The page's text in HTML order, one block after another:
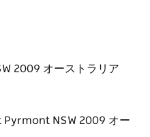
れます。
2009 オーストラリア